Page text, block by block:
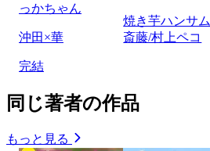
っかちゃん
沖田×華
完結
焼き芋ハンサム
斎藤/村上ペコ
同じ著者の作品
もっと見る